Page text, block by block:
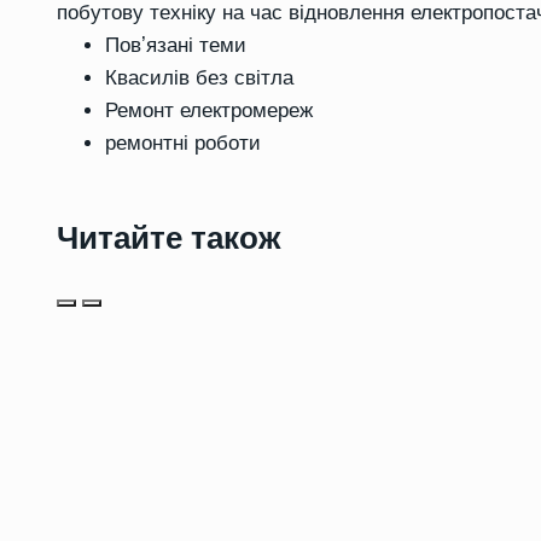
побутову техніку на час відновлення
Повʼязані теми
Квасилів без світла
Ремонт електромереж
ремонтні роботи
Читайте також